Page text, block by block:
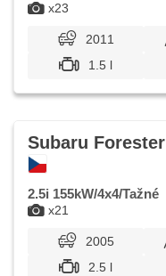
x23
2011
1.5 l
x21
Subaru Forester
2.5i 155kW/4x4/Tažné
2005
2.5 l